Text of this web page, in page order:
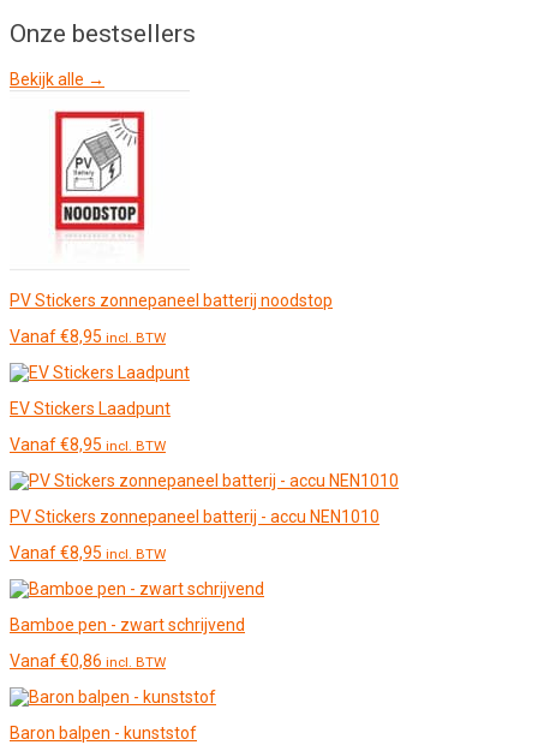
Onze bestsellers
Bekijk alle →
PV Stickers zonnepaneel batterij noodstop
Vanaf€8,95 incl. BTW
EV Stickers Laadpunt
Vanaf€8,95 incl. BTW
PV Stickers zonnepaneel batterij - accu NEN1010
Vanaf€8,95 incl. BTW
Bamboe pen - zwart schrijvend
Vanaf€0,86 incl. BTW
Baron balpen - kunststof